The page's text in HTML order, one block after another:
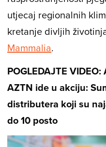
utjecaj regionalnih
kretanje divljih
Mammalia.
POGLEDAJTE
AZTN ide u akciju:
distributera koji su
do 10 posto